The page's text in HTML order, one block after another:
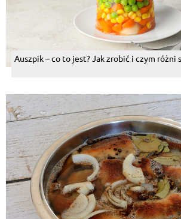
Auszpik – co to jest? Jak zrobić i czym różni